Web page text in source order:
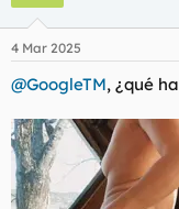
e
:
4 Mar 2025
@GoogleTM, ¿qué